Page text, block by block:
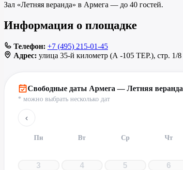
Зал «Летняя веранда» в Армега — до 40 гостей.
Информация о площадке
Телефон: +7 (495) 215-01-45
Адрес: улица 35-й километр (А -105 ТЕР.), стр. 1/8
Свободные даты Армега — Летняя веранда
* можно выбрать несколько дат
‹
Пн Вт Ср Чт
3
4 5 6